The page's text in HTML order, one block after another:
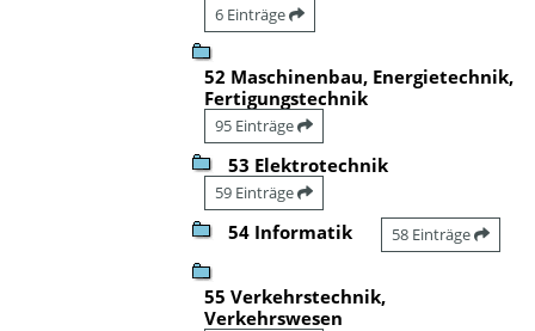
6 Einträge
52 Maschinenbau, Energietechnik,
Fertigungstechnik
95 Einträge
53 Elektrotechnik
59 Einträge
54 Informatik 58 Einträge
55 Verkehrstechnik,
Verkehrswesen